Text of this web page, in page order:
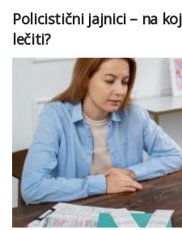
Policistični jajnici – na
lečiti?